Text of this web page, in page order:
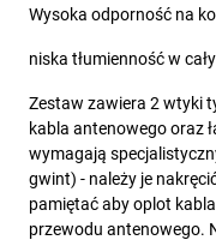
Wysoka odporność na
niska tłumienność w
Zestaw zawiera 2 wtyki
kabla antenowego oraz
wymagają
gwint) - należy je
pamiętać aby oplot
przewodu antenowego.